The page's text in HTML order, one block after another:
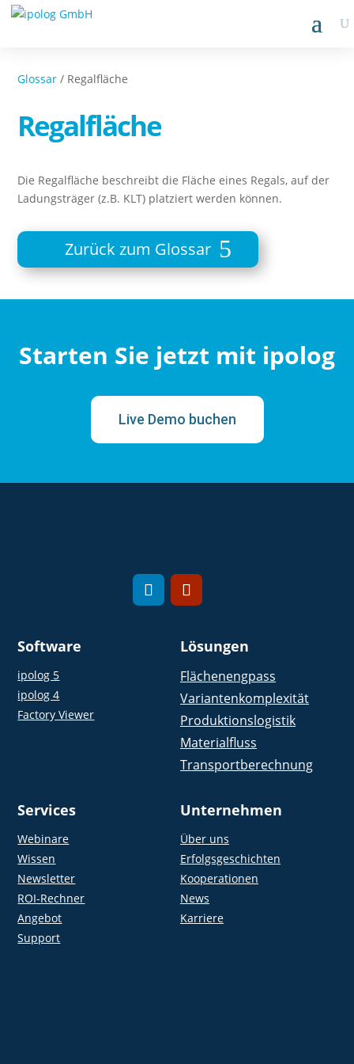
Glossar / Regalfläche
Regalfläche
Die Regalfläche beschreibt die Fläche eines Regals, auf der
Ladungsträger (z.B. KLT) platziert werden können.
Zurück zum Glossar
Starten Sie jetzt mit ipolog
Live Demo buchen
Software
ipolog 5
ipolog 4
Factory Viewer
Lösungen
Flächenengpass
Variantenkomplexität
Produktionslogistik
Materialfluss
Transportberechnung
Services
Webinare
Wissen
Newsletter
ROI-Rechner
Angebot
Support
Unternehmen
Über uns
Erfolgsgeschichten
Kooperationen
News
Karriere